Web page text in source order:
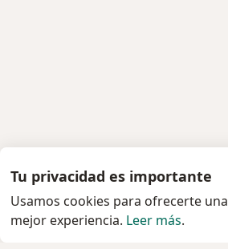
Tu privacidad es importante
Usamos cookies para ofrecerte una
mejor experiencia. Leer más.